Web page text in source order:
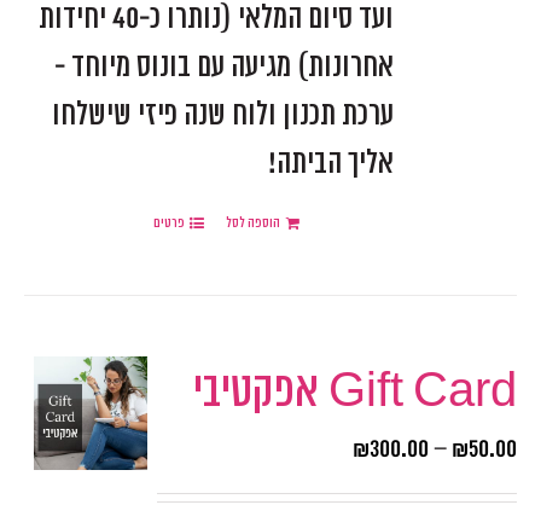
ועד סיום המלאי (נותרו כ-40 יחידות
אחרונות) מגיעה עם בונוס מיוחד -
ערכת תכנון ולוח שנה פיזי שישלחו
אליך הביתה!
הוספה לסל פרטים
Gift Card אפקטיבי
₪50.00
–
₪300.00